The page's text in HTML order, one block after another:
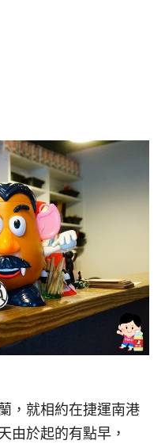
，就相約在捷運南港
由於起的有點早，